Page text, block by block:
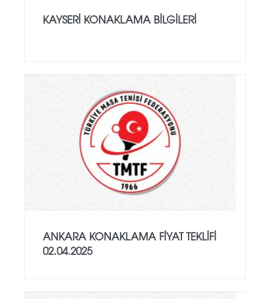
KAYSERİ KONAKLAMA BİLGİLERİ
ANKARA KONAKLAMA FİYAT TEKLİFİ
02.04.2025